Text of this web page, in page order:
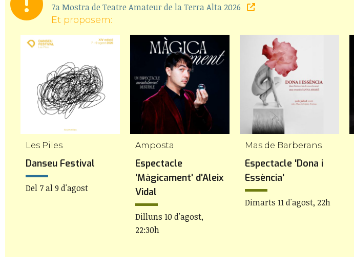
7a Mostra de Teatre Amateur de la Terra Alta 2026
Et proposem:
Les Piles
Danseu Festival
Del 7 al 9 d'agost
Amposta
Espectacle
'Màgicament' d'Aleix
Vidal
Dilluns 10 d'agost,
22:30h
Mas de Barberans
Espectacle 'Dona i
Essència'
Dimarts 11 d'agost, 22h